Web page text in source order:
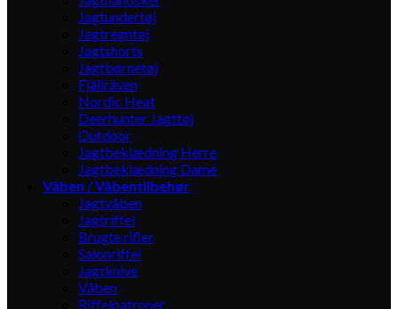
Jagtundertøj
Jagtregntøj
Jagtshorts
Jagtbørnetøj
Fjällräven
Nordic Heat
Deerhunter Jagttøj
Outdoor
Jagtbeklædning Herre
Jagtbeklædning Dame
Våben / Våbentilbehør
Jagtvåben
Jagtriffel
Brugte rifler
Salonriffel
Jagtknive
Våben
Riffelpatroner